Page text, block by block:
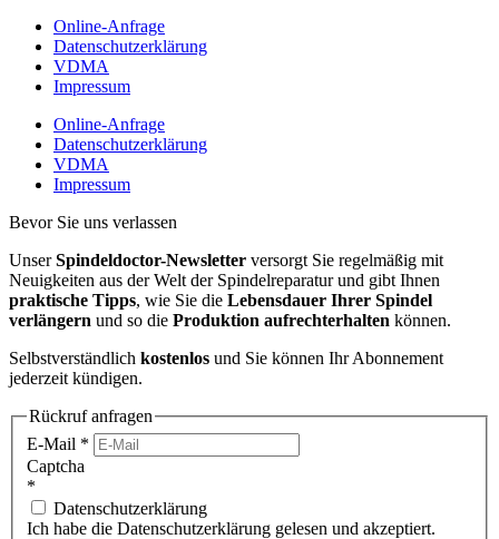
Online-Anfrage
Datenschutzerklärung
VDMA
Impressum
Online-Anfrage
Datenschutzerklärung
VDMA
Impressum
Bevor Sie uns verlassen
UnserSpindeldoctor-Newsletter versorgt Sie regelmäßig mit
Neuigkeiten aus der Welt der Spindelreparatur und gibt Ihnen
praktische Tipps, wie Sie die Lebensdauer Ihrer Spindel
verlängern und so die Produktion aufrechterhalten können.
Selbstverständlich kostenlos und Sie können Ihr Abonnement
jederzeit kündigen.
Rückruf anfragen
E-Mail *
Captcha
*
Datenschutzerklärung
Ich habe die Datenschutzerklärung gelesen und akzeptiert.